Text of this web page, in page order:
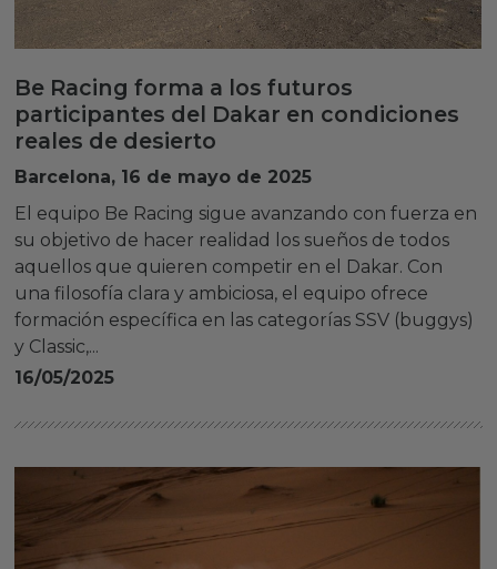
Be Racing forma a los futuros
participantes del Dakar en condiciones
reales de desierto
Barcelona, 16 de mayo de 2025
El equipo Be Racing sigue avanzando con fuerza en
su objetivo de hacer realidad los sueños de todos
aquellos que quieren competir en el Dakar. Con
una filosofía clara y ambiciosa, el equipo ofrece
formación específica en las categorías SSV (buggys)
y Classic,...
16/05/2025